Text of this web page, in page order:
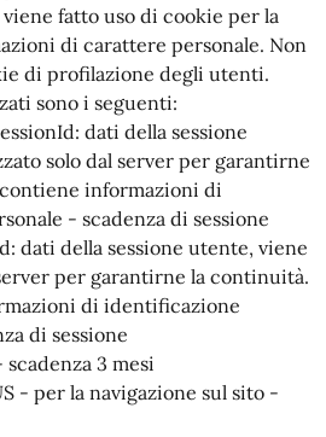
fatto uso di cookie per la
di carattere personale. Non
di profilazione degli utenti.
sono i seguenti:
dati della sessione
solo dal server per garantirne
informazioni di
- scadenza di sessione
dati della sessione utente, viene
per garantirne la continuità.
di identificazione
di sessione
3 mesi
- per la navigazione sul sito -